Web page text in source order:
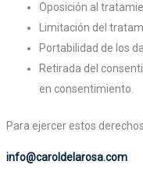
Oposición al
Limitación del
Portabilidad de los
Retirada del
en consentimiento.
Para ejercer estos
info@caroldelarosa.com